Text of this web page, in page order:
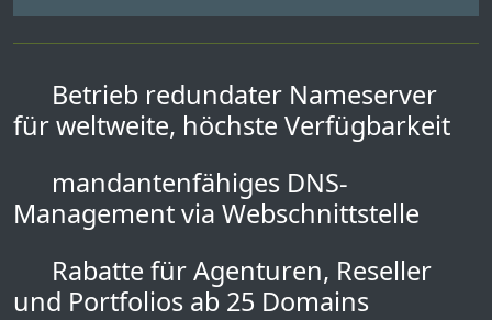
Betrieb redundater Nameserver
für weltweite, höchste Verfügbarkeit
mandantenfähiges DNS-
Management via Webschnittstelle
Rabatte für Agenturen, Reseller
und Portfolios ab 25 Domains